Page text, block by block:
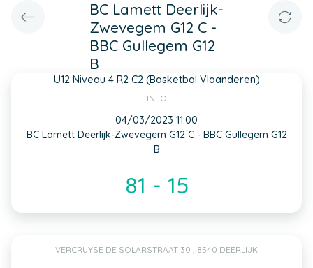
BC Lamett Deerlijk-
Zwevegem G12 C -
BBC Gullegem G12
B
U12 Niveau 4 R2 C2 (Basketbal Vlaanderen)
INFO
04/03/2023 11:00
BC Lamett Deerlijk-Zwevegem G12 C - BBC Gullegem G12
B
81 - 15
VERCRUYSE DE SOLARSTRAAT 30 , 8540 DEERLIJK